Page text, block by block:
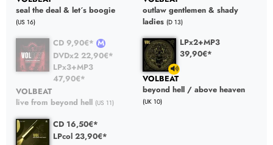
seal the deal & let´s boogie
(US 16)
outlaw gentlemen & shady
ladies (D 13)
CD 9,90€*
DVDx2 22,90€*
LPx3+MP3
47,90€*
VOLBEAT
live from beyond hell (US 11)
LPx2+MP3
39,90€*
VOLBEAT
beyond hell / above heaven
(UK 10)
CD 16,50€*
LPcol 23,90€*